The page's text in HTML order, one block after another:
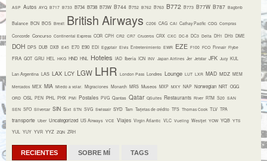
ASP Autos AYQ B717 B733 B734 B738 B73W B744 B752 B762 B763 B772 B773 B77W B787 Bagbnb
Balance BCN BOS Brexit British Airways C206 CAG CAI Cathay Pacific CDG Compras
Concorde Concurso Continental Express COR CPH CR2 CR7 Cruceros CRX CXC DC-8 DC3 Delta DH1 DH3 DME
DOH DPS DUB DXB E45 E70 E90 EDI Egyptair Elvis Entretenimiento EWR EZE F100 FCO Finnair Flybe
FRA GOT GRU HEL HKG HND HNL Hoteles IAD Iberia ICN INV Japan Airlines Jer Jetstar JFK Jucy KUL
Lan Argentina LAS LAX LCY LGW LHR London Pass Londres Lounge LUT LXR MAD MDZ MEM
Mercados MEX MIA Miedo a volar. Migraciones Monarch MRS Museos MXP MXY NAP Norwegian NRT OGG
ORD OSL PEN PHL PHX PMI Postales PVG Qantas Qatar QSuites Restaurants River RTM S20 SAN
SEN SFO Silvercar SIN Sixt STN SVG Swissair SYD Tam Tarjetas de crédito TFS Thomas Cook TLV TPA
transporte Uber Uncategorized US Airways VCE Viajes Virgin Atlantic VLC Vueling Westjet YOW YQB YTS
YUL YUY YVR YYZ ZQN ZRH
RECIENTES SOBRE MÍ TAGS